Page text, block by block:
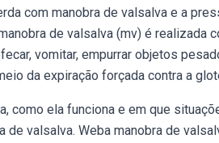
com manobra de valsalva e a
de valsalva (mv) é realizada
vomitar, empurrar objetos
da expiração forçada contra a
como ela funciona e em que
de valsalva. Weba manobra de